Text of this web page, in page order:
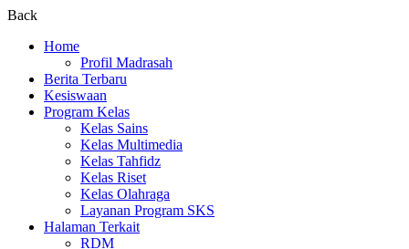
Back
Home
Profil Madrasah
Berita Terbaru
Kesiswaan
Program Kelas
Kelas Sains
Kelas Multimedia
Kelas Tahfidz
Kelas Riset
Kelas Olahraga
Layanan Program SKS
Halaman Terkait
RDM